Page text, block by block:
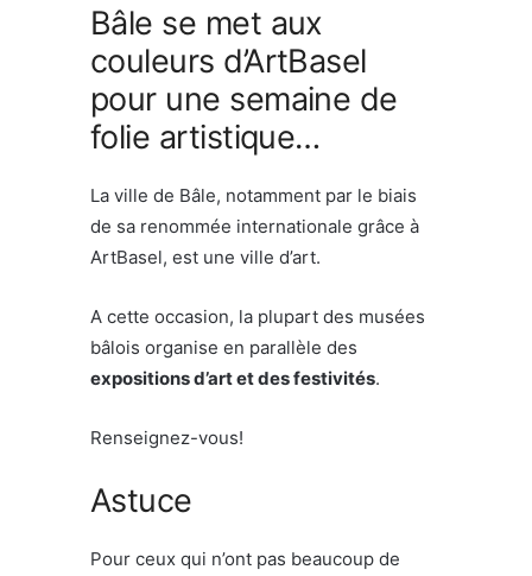
Bâle se met aux
couleurs d’ArtBasel
pour une semaine de
folie artistique…
La ville de Bâle, notamment par le biais
de sa renommée internationale grâce à
ArtBasel, est une ville d’art.
A cette occasion, la plupart des musées
bâlois organise en parallèle des
expositions d’art et des festivités.
Renseignez-vous!
Astuce
Pour ceux qui n’ont pas beaucoup de